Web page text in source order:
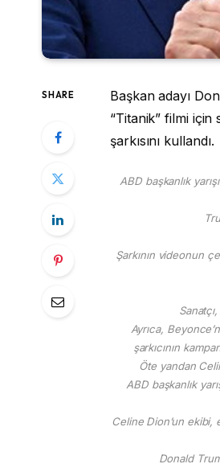
SHARE
Başkan adayı
“Titanik” filmi için
şarkısını kullandı.
ABD başkanlık
Şarkının videonun
Ayrıca,
şarkıcının
Öte yandan
ABD başkanlık
Celine Dion’un ekibi,
Donald